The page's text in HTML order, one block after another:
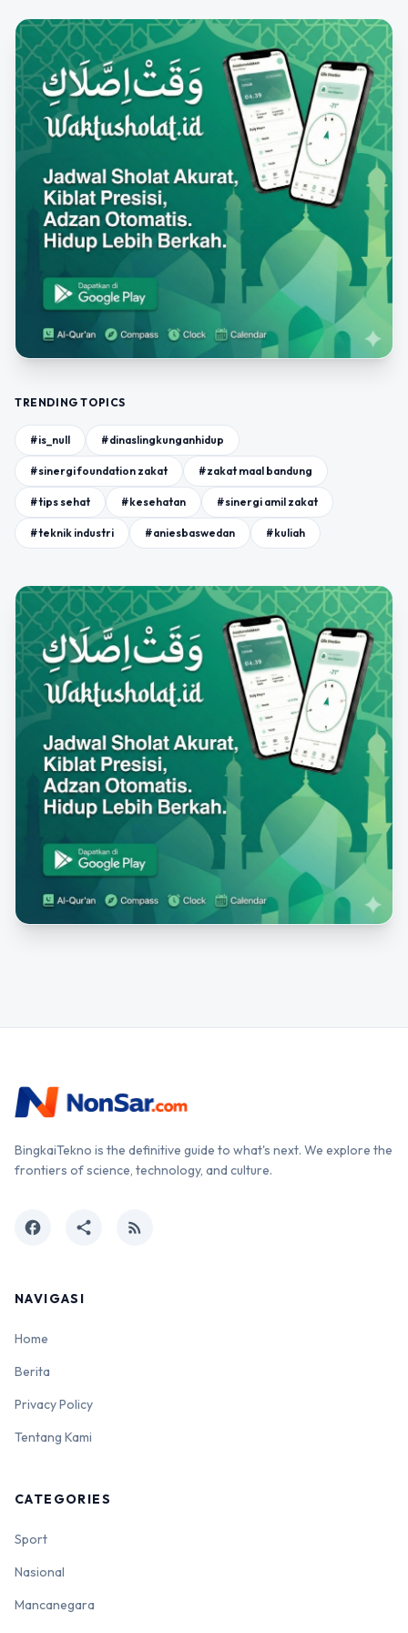
TRENDING TOPICS
#is_null #dinaslingkunganhidup
#sinergi foundation zakat #zakat maal bandung
#tips sehat #kesehatan #sinergi amil zakat
#teknik industri #aniesbaswedan #kuliah
BingkaiTekno is the definitive guide to what's next. We explore the
frontiers of science, technology, and culture.
facebook share rss_feed
NAVIGASI
Home
Berita
Privacy Policy
Tentang Kami
CATEGORIES
Sport
Nasional
Mancanegara